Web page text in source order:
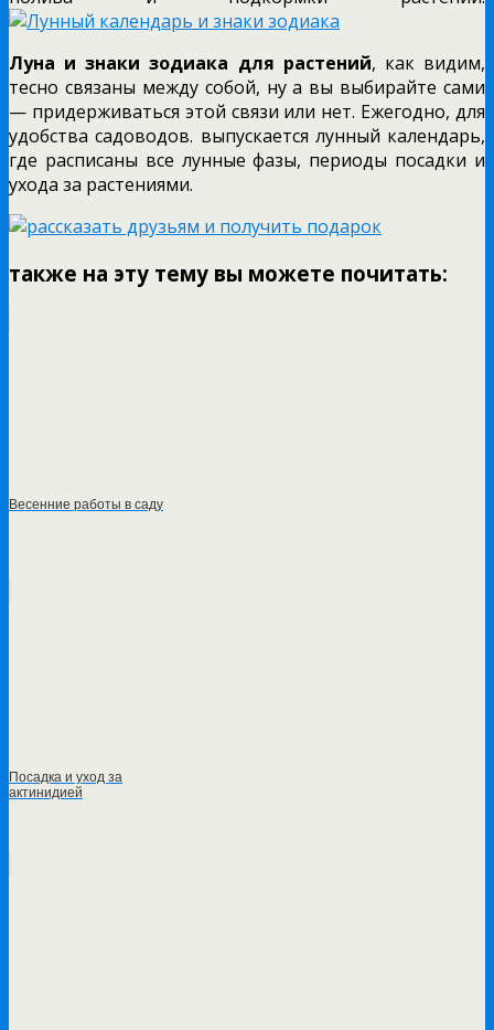
Луна и знаки зодиака для растений, как видим,
тесно связаны между собой, ну а вы выбирайте сами
— придерживаться этой связи или нет. Ежегодно, для
удобства садоводов. выпускается лунный календарь,
где расписаны все лунные фазы, периоды посадки и
ухода за растениями.
также на эту тему вы можете почитать:
Весенние работы в саду
Посадка и уход за
актинидией